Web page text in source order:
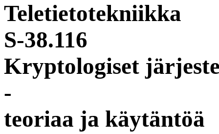
Teletietotekniikka
S-38.116
Kryptologiset
-
teoriaa ja käytäntöä